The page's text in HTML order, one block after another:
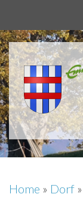
Home » Dorf »